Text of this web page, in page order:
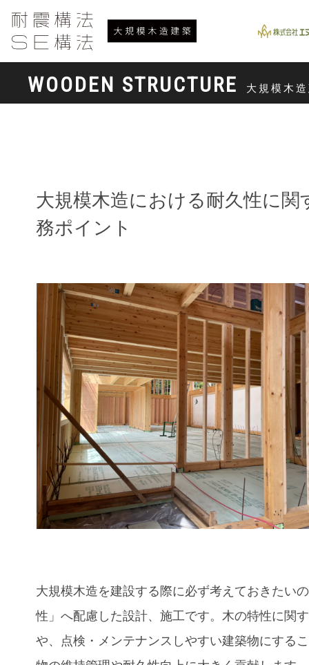
WOODEN STRUCTURE 大規模木
大規模木造における耐久性に関
務ポイント
大規模木造を建設する際に必ず考えておきたい
性」へ配慮した設計、施工です。木の特性に関
や、点検・メンテナンスしやすい建築物にする